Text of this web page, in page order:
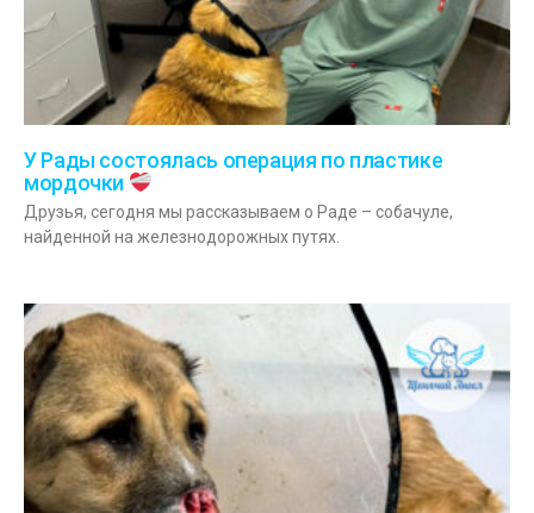
У Рады состоялась операция по пластике
мордочки
Друзья, сегодня мы рассказываем о Раде – собачуле,
найденной на железнодорожных путях.